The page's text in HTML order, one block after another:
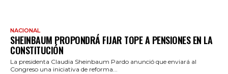
NACIONAL
SHEINBAUM PROPONDRÁ FIJAR TOPE A PENSIONES EN LA
CONSTITUCIÓN
La presidenta Claudia Sheinbaum Pardo anunció que enviará al
Congreso una iniciativa de reforma...